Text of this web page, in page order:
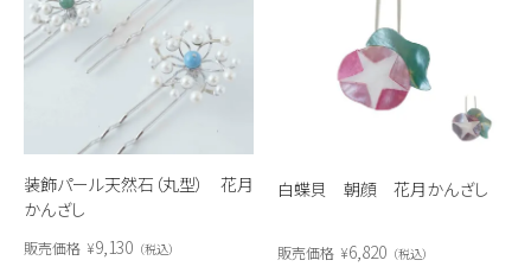
装飾パール天然石（丸型） 花月
かんざし
販売価格 ¥9,130 税込
白蝶貝 朝顔 花月かんざし
販売価格 ¥6,820 税込